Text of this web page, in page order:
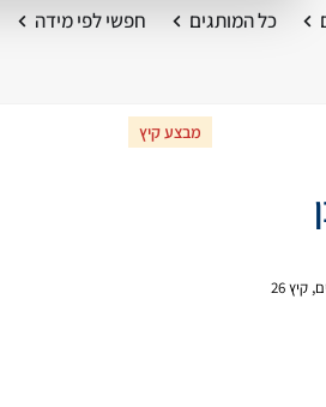
כל המותגים חפשי לפי מידה
, קיץ 26
מבצע קיץ